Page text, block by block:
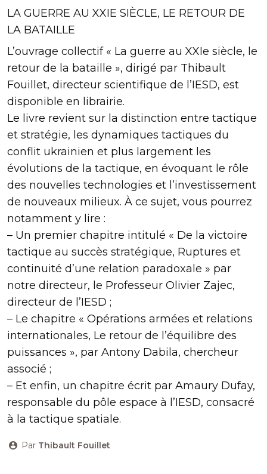
LA GUERRE AU XXIE SIÈCLE, LE RETOUR DE
LA BATAILLE
L’ouvrage collectif « La guerre au XXIe siècle, le
retour de la bataille », dirigé par Thibault
Fouillet, directeur scientifique de l’IESD, est
disponible en librairie.
Le livre revient sur la distinction entre tactique
et stratégie, les dynamiques tactiques du
conflit ukrainien et plus largement les
évolutions de la tactique, en évoquant le rôle
des nouvelles technologies et l’investissement
de nouveaux milieux. À ce sujet, vous pourrez
notamment y lire :
– Un premier chapitre intitulé « De la victoire
tactique au succès stratégique, Ruptures et
continuité d’une relation paradoxale » par
notre directeur, le Professeur Olivier Zajec,
directeur de l’IESD ;
– Le chapitre « Opérations armées et relations
internationales, Le retour de l’équilibre des
puissances », par Antony Dabila, chercheur
associé ;
– Et enfin, un chapitre écrit par Amaury Dufay,
responsable du pôle espace à l’IESD, consacré
à la tactique spatiale.
Par Thibault Fouillet